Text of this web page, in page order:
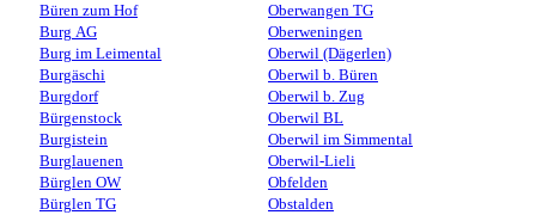
Büren zum Hof
Burg AG
Burg im Leimental
Burgäschi
Burgdorf
Bürgenstock
Burgistein
Burglauenen
Bürglen OW
Bürglen TG
Oberwangen TG
Oberweningen
Oberwil (Dägerlen)
Oberwil b. Büren
Oberwil b. Zug
Oberwil BL
Oberwil im Simmental
Oberwil-Lieli
Obfelden
Obstalden